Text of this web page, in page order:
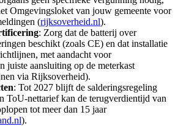
Omgevingsloket van jouw gemeente voor
(rijksoverheid.nl).
: Zorg dat de batterij over
beschikt (zoals CE) en dat installatie
met aandacht voor
juiste aansluiting op de meterkast
via Rijksoverheid).
: Tot 2027 blijft de salderingsregeling
ToU-nettarief kan de terugverdientijd van
tot meer dan 15 jaar
).